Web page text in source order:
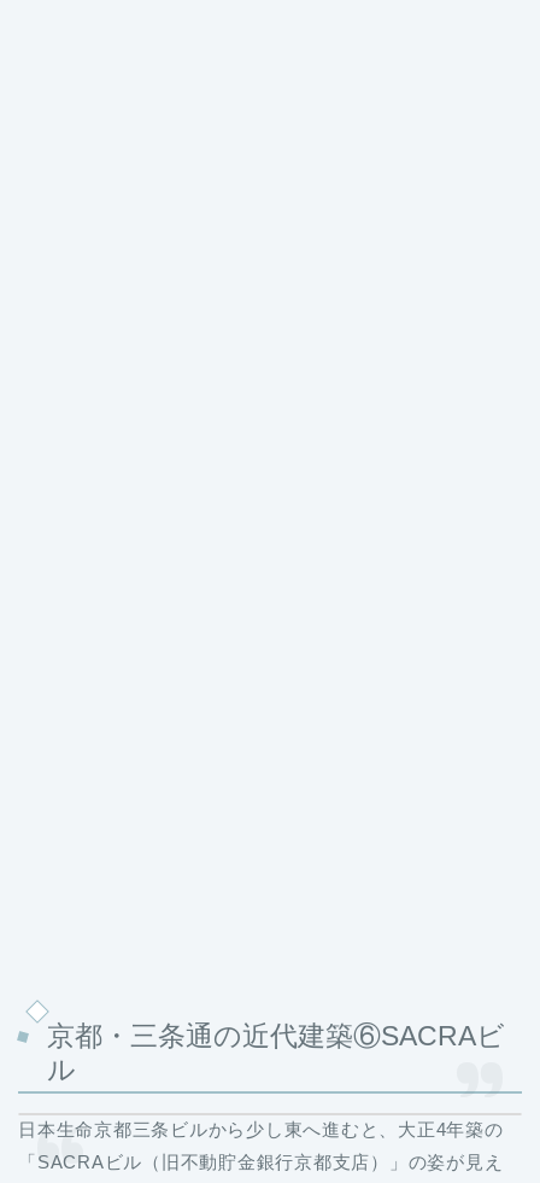
京都・三条通の近代建築⑥SACRAビ
ル
日本生命京都三条ビルから少し東へ進むと、大正4年築の
「SACRAビル（旧不動貯金銀行京都支店）」の姿が見え